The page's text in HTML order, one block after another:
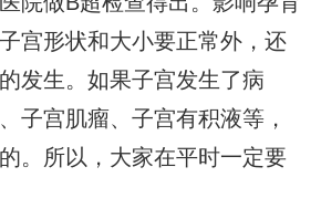
宫形状和大小要正常外，还
发生。如果子宫发生了病
子宫肌瘤、子宫有积液等，
。所以，大家在平时一定要